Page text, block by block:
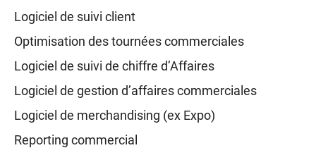
Logiciel de suivi client
Optimisation des tournées commerciales
Logiciel de suivi de chiffre d’Affaires
Logiciel de gestion d’affaires commerciales
Logiciel de merchandising (ex Expo)
Reporting commercial